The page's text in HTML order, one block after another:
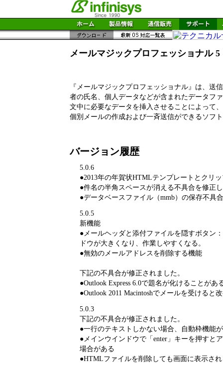
メールマジックプロフェッショナル
『メールマジックプロフェッショナル』は、送
者の氏名、個人データなどが含まれたデータフ
文中に必要なデータを挿入させることによって
個別メールの作成および一斉送信ができるソフ
バージョン履歴
5.0.6
●2013年の年賀状HTMLテンプレートとクリ
●件名の半角スペースが消える不具合を修正
●データベースファイル（mmb）の保存不具
5.0.5
新機能
●メールヘッダと添付ファイルを隠すボタン
ドウが大きくなり、作業しやすくなる。
●無効のメールアドレスを削除する機能
下記の不具合が修正されました。
●Outlook Express 6.0で題名が化けることがあ
●Outlook 2011 Macintoshでメールを受けると
5.0.3
下記の不具合が修正されました。
●一行のテキストしかない場合、自動枠機能
●メインウインドウで「enter」キーを押すと
場合がある
●HTMLファイルを削除しても画面に表示さ